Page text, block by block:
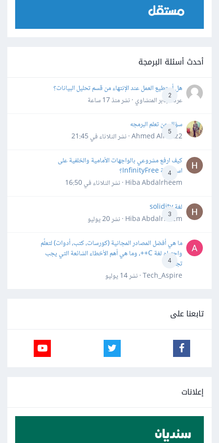
أحدث أسئلة البرمجة
2
هل أستطيع العمل عند الإنتهاء من قسم تحليل البيانات؟
عرفه جابر المنشاوي · نشرمنذ 17 ساعة
5
سؤال عن تعلم البرمجه
Ahmed Alhafiz2 · نشر
الثلاثاء في 21:45
4
كيف ارفع مشروعي بالواجهات الأمامية والخلفية على
استضافة InfinityFree؟
Hiba Abdalrheem · نشر
الثلاثاء في 16:50
3
لغة solidity
Hiba Abdalrheem · نشر
20 يوليو
4
ما هي أفضل المصادر المجانية (كورسات، كتب، أدوات) لتعلّم
واحترام لغة C++، وما هي أهم الأخطاء الشائعة التي يجب
تجنبها؟
Tech_Aspire · نشر
14 يوليو
تابعنا على
إعلانات